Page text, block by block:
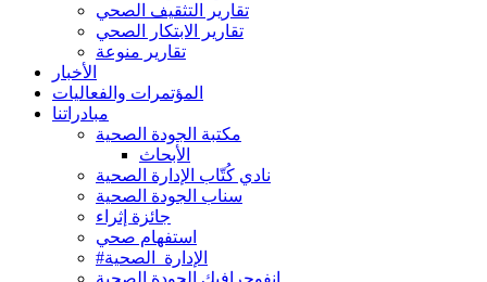
تقارير التثقيف الصحي
تقارير الابتكار الصحي
تقارير منوعة
الأخبار
المؤتمرات والفعاليات
مبادراتنا
مكتبة الجودة الصحية
الأبحاث
نادي كُتّاب الإدارة الصحية
سناب الجودة الصحية
جائزة إثراء
استفهام صحي
#الإدارة_الصحية
انفوجرافيك الجودة الصحية